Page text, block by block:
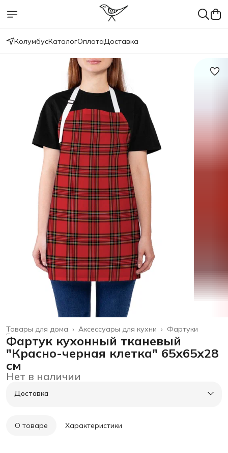
КолумбусКаталогОплатаДоставка
Фартуки
Аксессуары для кухни ›
Товары для дома ›
Главная
Фартук кухонный тканевый
"Красно-черная клетка" 65х65х28
см
Нет в наличии
Доставка
О товаре Характеристики